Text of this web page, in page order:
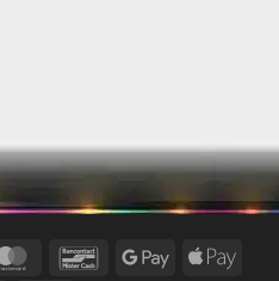
MasterCardBancontactGoogle